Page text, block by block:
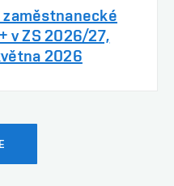
v ZS 2026/27,
2026